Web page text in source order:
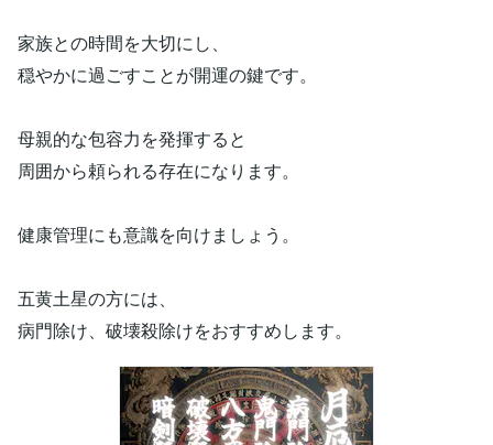
家族との時間を大切にし、
穏やかに過ごすことが開運の鍵です。
母親的な包容力を発揮すると
周囲から頼られる存在になります。
健康管理にも意識を向けましょう。
五黄土星の方には、
病門除け、破壊殺除けをおすすめします。